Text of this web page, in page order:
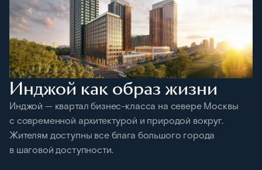
Инджой как образ жизни
Инджой — квартал бизнес-класса на севере Москвы
с современной архитектурой и природой вокруг.
Жителям доступны все блага большого города
в шаговой доступности.